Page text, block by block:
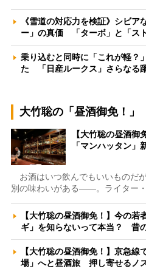
《雪道の対応力を検証》シビア
ー」の真価 「ターボ」と「ス
乗り込むと同時に「これが軽？
た 「日産ルークス」さらなる
大竹聡の「昼酒御免！」
【大竹聡の昼酒御
「マンハッタン
お酒はいつ飲んでもいいものだ
別の味わいがある――。ライター
【大竹聡の昼酒御免！】今の
ギ」を知らないって本当？ 昔
【大竹聡の昼酒御免！】京急
場」へと昼酒旅 押し寄せるノ